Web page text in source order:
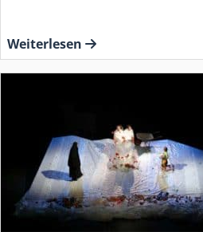
Weiterlesen